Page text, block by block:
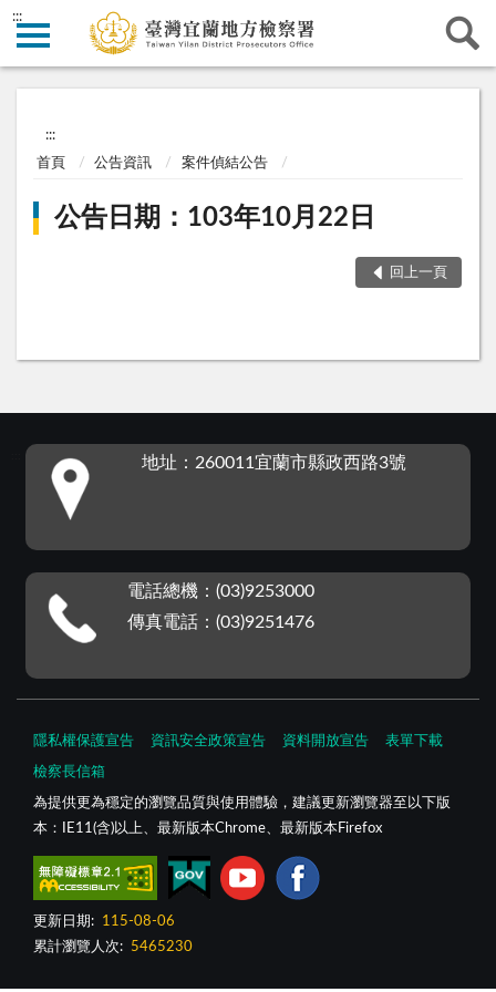
:::
:::
首頁 公告資訊 案件偵結公告
公告日期：103年10月22日
回上一頁
地址：260011宜蘭市縣政西路3號
電話總機：(03)9253000
傳真電話：(03)9251476
隱私權保護宣告 資訊安全政策宣告 資料開放宣告 表單下載
檢察長信箱
為提供更為穩定的瀏覽品質與使用體驗，建議更新瀏覽器至以下版
本：IE11(含)以上、最新版本Chrome、最新版本Firefox
更新日期:
115-08-06
累計瀏覽人次:
5465230